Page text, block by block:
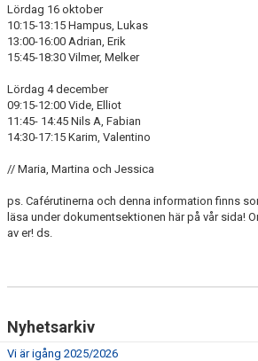
Lördag 16 oktober
10:15-13:15 Hampus, Lukas
13:00-16:00 Adrian, Erik
15:45-18:30 Vilmer, Melker
Lördag 4 december
09:15-12:00 Vide, Elliot
11:45- 14:45 Nils A, Fabian
14:30-17:15 Karim, Valentino
// Maria, Martina och Jessica
ps. Caférutinerna och denna information finns
läsa under dokumentsektionen här på vår sida!
av er! ds.
Nyhetsarkiv
Vi är igång 2025/2026